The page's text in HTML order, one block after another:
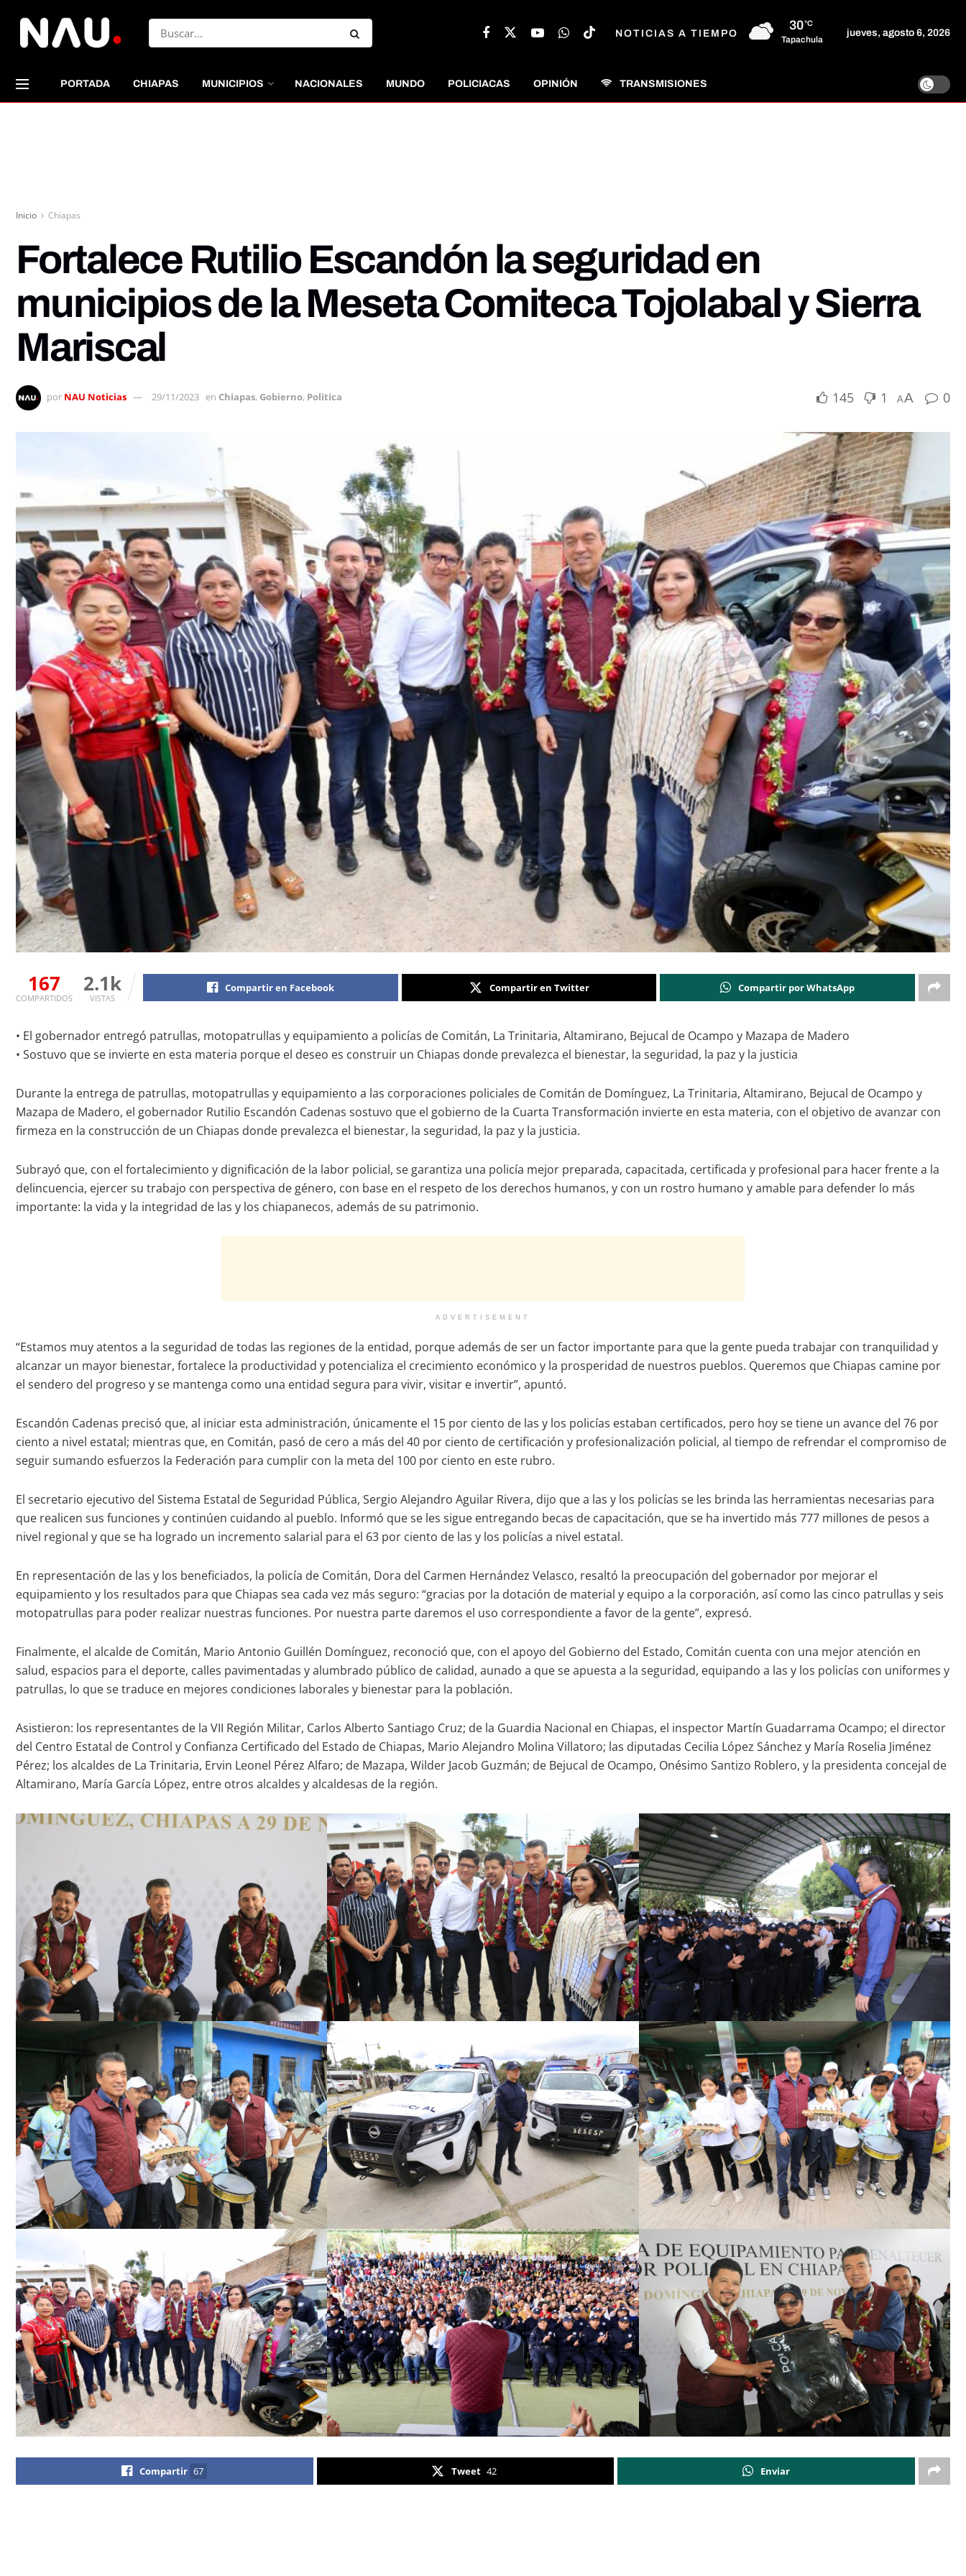
NOTICIAS A TIEMPO
30°C
Tapachula
jueves, agosto 6, 2026
PORTADA CHIAPAS MUNICIPIOS NACIONALES MUNDO POLICIACAS OPINIÓN TRANSMISIONES
Inicio Chiapas
Fortalece Rutilio Escandón la seguridad en
municipios de la Meseta Comiteca Tojolabal y Sierra
Mariscal
por NAU Noticias 29/11/2023 en Chiapas, Gobierno, Politica 145 1 AA 0
167
COMPARTIDOS
2.1k
VISTAS
Compartir en Facebook Compartir en Twitter Compartir por WhatsApp
• El gobernador entregó patrullas, motopatrullas y equipamiento a policías de Comitán, La Trinitaria, Altamirano, Bejucal de Ocampo y Mazapa de Madero
• Sostuvo que se invierte en esta materia porque el deseo es construir un Chiapas donde prevalezca el bienestar, la seguridad, la paz y la justicia
Durante la entrega de patrullas, motopatrullas y equipamiento a las corporaciones policiales de Comitán de Domínguez, La Trinitaria, Altamirano, Bejucal de Ocampo y
Mazapa de Madero, el gobernador Rutilio Escandón Cadenas sostuvo que el gobierno de la Cuarta Transformación invierte en esta materia, con el objetivo de avanzar con
firmeza en la construcción de un Chiapas donde prevalezca el bienestar, la seguridad, la paz y la justicia.
Subrayó que, con el fortalecimiento y dignificación de la labor policial, se garantiza una policía mejor preparada, capacitada, certificada y profesional para hacer frente a la
delincuencia, ejercer su trabajo con perspectiva de género, con base en el respeto de los derechos humanos, y con un rostro humano y amable para defender lo más
importante: la vida y la integridad de las y los chiapanecos, además de su patrimonio.
ADVERTISEMENT
“Estamos muy atentos a la seguridad de todas las regiones de la entidad, porque además de ser un factor importante para que la gente pueda trabajar con tranquilidad y
alcanzar un mayor bienestar, fortalece la productividad y potencializa el crecimiento económico y la prosperidad de nuestros pueblos. Queremos que Chiapas camine por
el sendero del progreso y se mantenga como una entidad segura para vivir, visitar e invertir”, apuntó.
Escandón Cadenas precisó que, al iniciar esta administración, únicamente el 15 por ciento de las y los policías estaban certificados, pero hoy se tiene un avance del 76 por
ciento a nivel estatal; mientras que, en Comitán, pasó de cero a más del 40 por ciento de certificación y profesionalización policial, al tiempo de refrendar el compromiso de
seguir sumando esfuerzos la Federación para cumplir con la meta del 100 por ciento en este rubro.
El secretario ejecutivo del Sistema Estatal de Seguridad Pública, Sergio Alejandro Aguilar Rivera, dijo que a las y los policías se les brinda las herramientas necesarias para
que realicen sus funciones y continúen cuidando al pueblo. Informó que se les sigue entregando becas de capacitación, que se ha invertido más 777 millones de pesos a
nivel regional y que se ha logrado un incremento salarial para el 63 por ciento de las y los policías a nivel estatal.
En representación de las y los beneficiados, la policía de Comitán, Dora del Carmen Hernández Velasco, resaltó la preocupación del gobernador por mejorar el
equipamiento y los resultados para que Chiapas sea cada vez más seguro: “gracias por la dotación de material y equipo a la corporación, así como las cinco patrullas y seis
motopatrullas para poder realizar nuestras funciones. Por nuestra parte daremos el uso correspondiente a favor de la gente”, expresó.
Finalmente, el alcalde de Comitán, Mario Antonio Guillén Domínguez, reconoció que, con el apoyo del Gobierno del Estado, Comitán cuenta con una mejor atención en
salud, espacios para el deporte, calles pavimentadas y alumbrado público de calidad, aunado a que se apuesta a la seguridad, equipando a las y los policías con uniformes y
patrullas, lo que se traduce en mejores condiciones laborales y bienestar para la población.
Asistieron: los representantes de la VII Región Militar, Carlos Alberto Santiago Cruz; de la Guardia Nacional en Chiapas, el inspector Martín Guadarrama Ocampo; el director
del Centro Estatal de Control y Confianza Certificado del Estado de Chiapas, Mario Alejandro Molina Villatoro; las diputadas Cecilia López Sánchez y María Roselia Jiménez
Pérez; los alcaldes de La Trinitaria, Ervin Leonel Pérez Alfaro; de Mazapa, Wilder Jacob Guzmán; de Bejucal de Ocampo, Onésimo Santizo Roblero, y la presidenta concejal de
Altamirano, María García López, entre otros alcaldes y alcaldesas de la región.
Compartir 67 Tweet 42 Enviar